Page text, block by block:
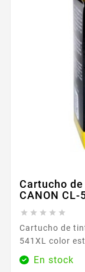
Cartucho
CANON
    
Cartucho de
541XL color
necesidades
en el hogar como en la oficina o en el teletrabajo .
En stock